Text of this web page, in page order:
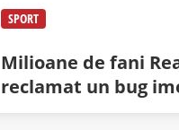
SPORT
Milioane de fani
reclamat un bug
FIFA 19: ”Ronaldo